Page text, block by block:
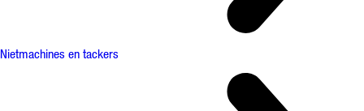
Nietmachines en tackers